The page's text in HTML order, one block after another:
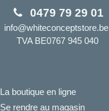
La boutique en ligne
Se rendre au magasin
0479 79 29 01
info@whiteconceptstore.be
TVA BE0767 945 040